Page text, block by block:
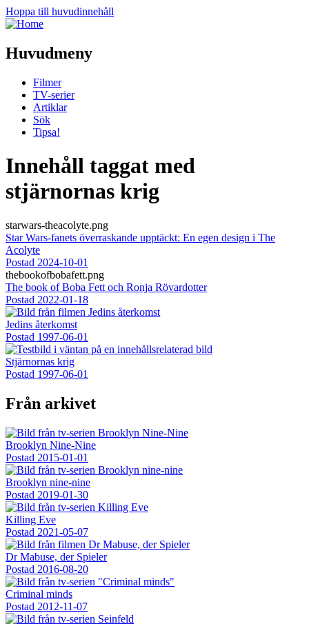
Hoppa till huvudinnehåll
Huvudmeny
Filmer
TV-serier
Artiklar
Sök
Tipsa!
Innehåll taggat med
stjärnornas krig
starwars-theacolyte.png
Star Wars-fanets överraskande upptäckt: En egen design i The
Acolyte
Postad 2024-10-01
thebookofbobafett.png
The book of Boba Fett och Ronja Rövardotter
Postad 2022-01-18
Jedins återkomst
Postad 1997-06-01
Stjärnornas krig
Postad 1997-06-01
Från arkivet
Brooklyn Nine-Nine
Postad 2015-01-01
Brooklyn nine-nine
Postad 2019-01-30
Killing Eve
Postad 2021-05-07
Dr Mabuse, der Spieler
Postad 2016-08-20
Criminal minds
Postad 2012-11-07